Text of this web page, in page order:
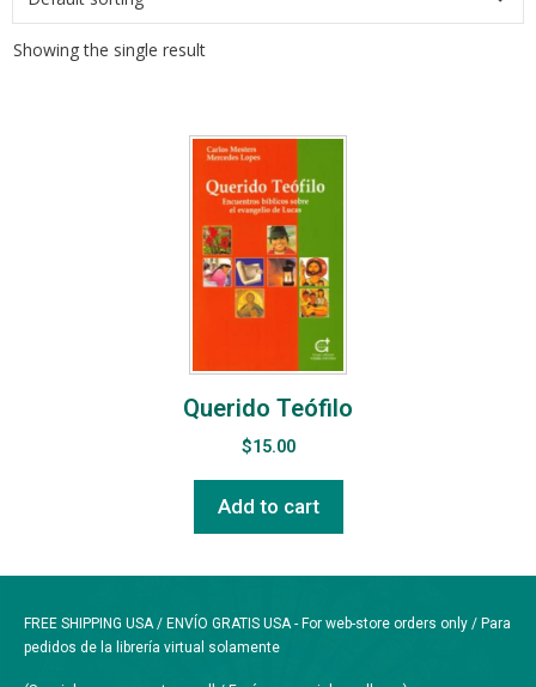
Showing the single result
Querido Teófilo
$15.00
Add to cart
FREE SHIPPING USA / ENVÍO GRATIS USA - For web-store orders only / Para
pedidos de la librería virtual solamente